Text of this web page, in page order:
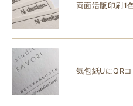
両面活版印刷1
気包紙UにQR